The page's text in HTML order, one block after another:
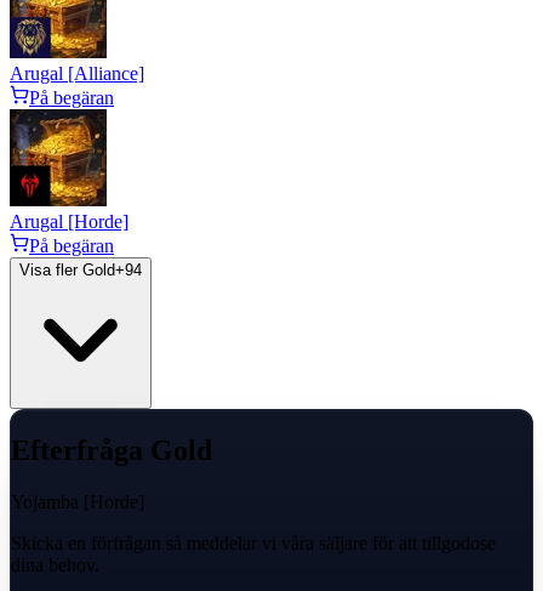
Arugal [Alliance]
På begäran
Arugal [Horde]
På begäran
Visa fler Gold+94
Efterfråga Gold
Yojamba [Horde]
Skicka en förfrågan så meddelar vi våra säljare för att tillgodose
dina behov.